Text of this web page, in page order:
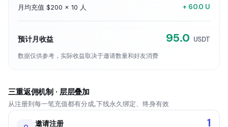
月均充值 $200 × 10 人 + 60.0 U
预计月收益 95.0 USDT
数据仅供参考，实际收益取决于邀请数量和好友消费
三重返佣机制 · 层层叠加
从注册到每一笔充值都有分成,下线永久绑定、终身有效
邀请注册 1